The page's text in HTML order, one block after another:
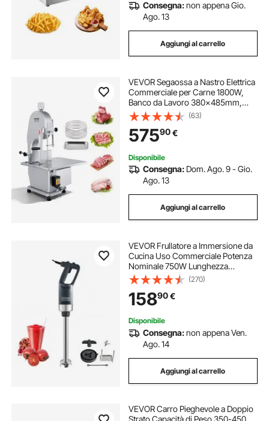
Consegna:non appena Gio.
Ago. 13
Aggiungi al carrello
VEVOR Segaossa a Nastro Elettrica
Commerciale per Carne 1800W,
Banco da Lavoro 380x485mm,
Macchina per Tagliare Ossa da
Banco Taglierina per Carne con
Lama per Costolette di Maiale Uso
Commerciale
(63)
57590€
Disponibile
Consegna: Dom. Ago. 9 - Gio.
Ago. 13
Aggiungi al carrello
VEVOR Frullatore a Immersione da
Cucina Uso Commerciale Potenza
Nominale 750W Lunghezza
755mm Velocità Regolabile,
Frullatore Tritatutto da Cucina
Commerciale per Zuppe Salsa
Pesto Materiale Frullato
(270)
15890€
Disponibile
Consegna:non appena Ven.
Ago. 14
Aggiungi al carrello
VEVOR Carro Pieghevole a Doppio